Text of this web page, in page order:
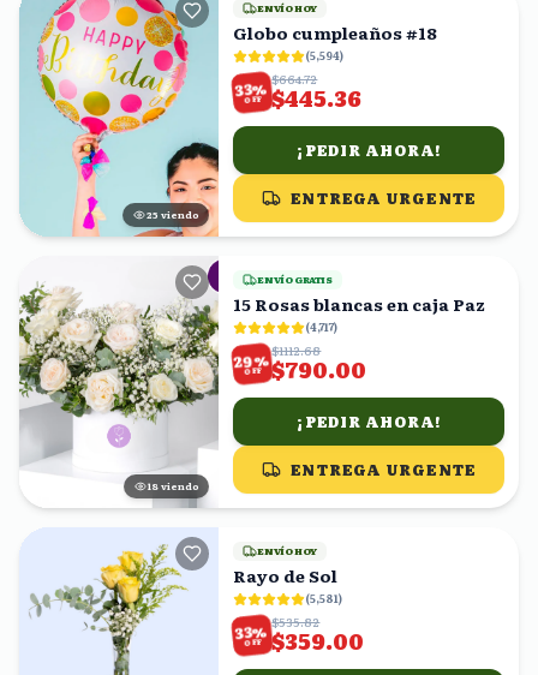
24 viendo
ENVÍO HOY
Globo cumpleaños #18
(5,594)
33%
OFF
$664.72
$445.36
¡PEDIR AHORA!
ENTREGA URGENTE
17 viendo
ENVÍO GRATIS
15 Rosas blancas en caja Paz
(4,717)
29%
OFF
$1112.68
$790.00
¡PEDIR AHORA!
ENTREGA URGENTE
ENVÍO HOY
Rayo de Sol
(5,581)
33%
OFF
$535.82
$359.00